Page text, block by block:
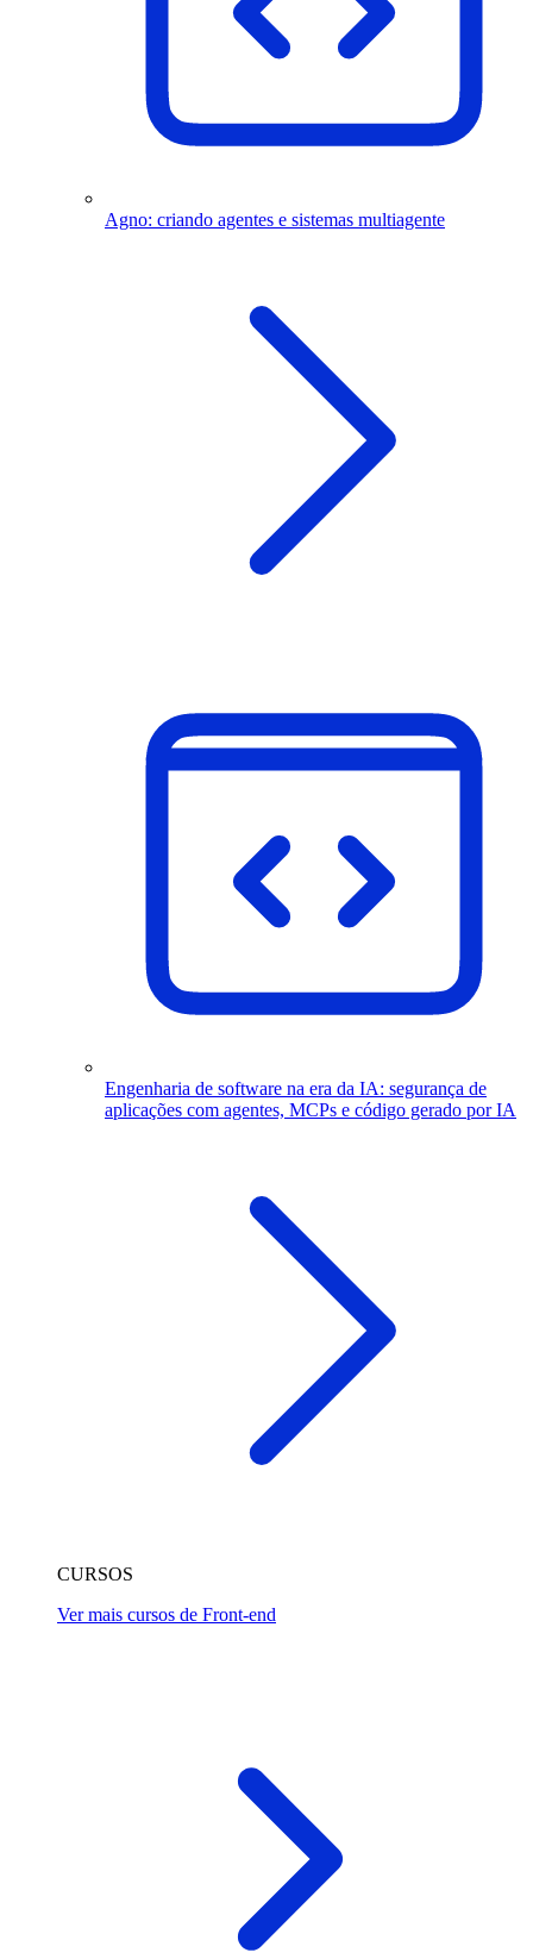
Agno: criando agentes e sistemas multiagente
Engenharia de software na era da IA: segurança de
aplicações com agentes, MCPs e código gerado por IA
CURSOS
Ver mais cursos de Front-end